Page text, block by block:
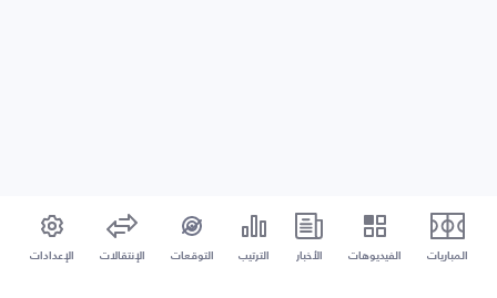
المباريات الفيديوهات الأخبار الترتيب التوقعات الإنتقالات الإعدادات